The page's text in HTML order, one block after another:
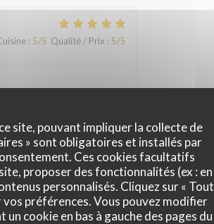
site, pouvant impliquer la collecte de
» sont obligatoires et installés par
Ces cookies facultatifs
proposer des fonctionnalités (ex : en
personnalisés. Cliquez sur « Tout
vos préférences. Vous pouvez modifier
cookie en bas à gauche des pages du
: 5/5 Qualité / Prix : 5/5
: 5/5 Qualité / Prix: 5/5